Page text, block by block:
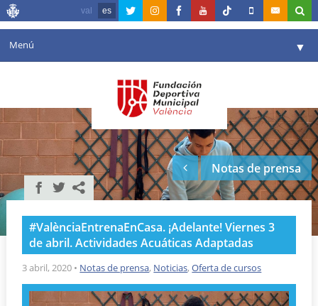
val es
Menú ▼
Agenda
Instalaciones ▼
Comunicación ▼
Valencia en deporte
Portal de Transparencia
Reservas
Notas de prensa
#ValènciaEntrenaEnCasa. ¡Adelante! Viernes 3
de abril. Actividades Acuáticas Adaptadas
3 abril, 2020 • Notas de prensa, Noticias,Oferta de cursos